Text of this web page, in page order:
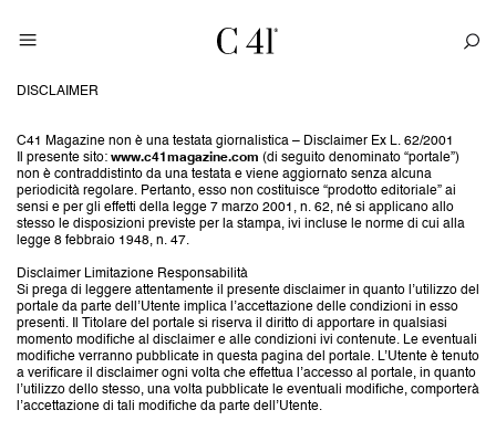
DISCLAIMER
C41 Magazine non è una testata giornalistica – Disclaimer Ex L. 62/2001
Il presente sito: www.c41magazine.com (di seguito denominato “portale”)
non è contraddistinto da una testata e viene aggiornato senza alcuna
periodicità regolare. Pertanto, esso non costituisce “prodotto editoriale” ai
sensi e per gli effetti della legge 7 marzo 2001, n. 62, né si applicano allo
stesso le disposizioni previste per la stampa, ivi incluse le norme di cui alla
legge 8 febbraio 1948, n. 47.
Disclaimer Limitazione Responsabilità
Si prega di leggere attentamente il presente disclaimer in quanto l’utilizzo del
portale da parte dell’Utente implica l’accettazione delle condizioni in esso
presenti. Il Titolare del portale si riserva il diritto di apportare in qualsiasi
momento modifiche al disclaimer e alle condizioni ivi contenute. Le eventuali
modifiche verranno pubblicate in questa pagina del portale. L’Utente è tenuto
a verificare il disclaimer ogni volta che effettua l’accesso al portale, in quanto
l’utilizzo dello stesso, una volta pubblicate le eventuali modifiche, comporterà
l’accettazione di tali modifiche da parte dell’Utente.